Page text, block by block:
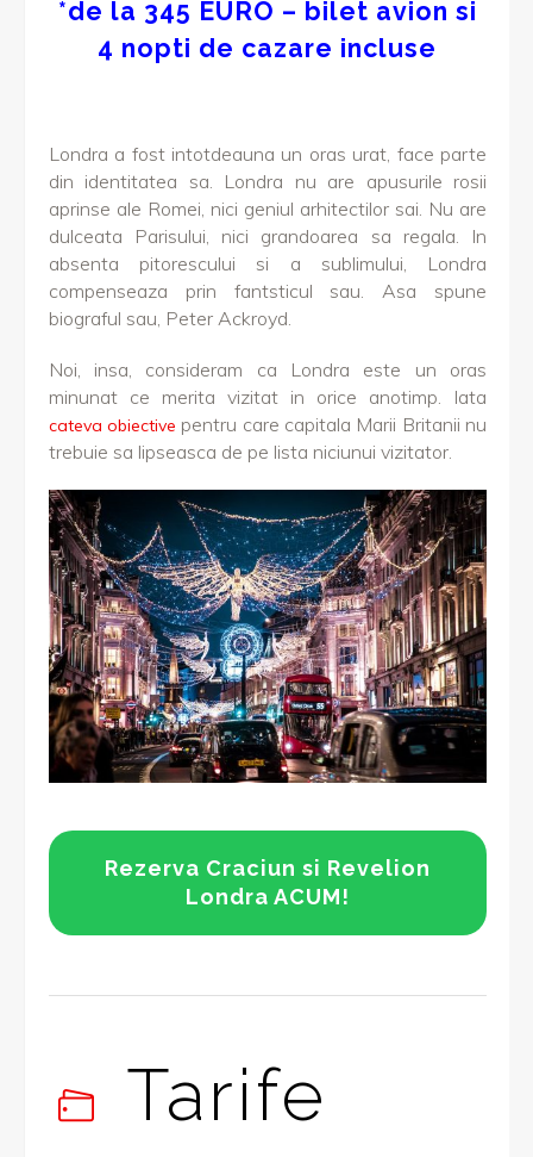
*de la 345 EURO – bilet avion si
4 nopti de cazare incluse
Londra a fost intotdeauna un oras urat, face parte
din identitatea sa. Londra nu are apusurile rosii
aprinse ale Romei, nici geniul arhitectilor sai. Nu are
dulceata Parisului, nici grandoarea sa regala. In
absenta pitorescului si a sublimului, Londra
compenseaza prin fantsticul sau. Asa spune
biograful sau, Peter Ackroyd.
Noi, insa, consideram ca Londra este un oras
minunat ce merita vizitat in orice anotimp. Iata
cateva obiective pentru care capitala Marii Britanii nu
trebuie sa lipseasca de pe lista niciunui vizitator.
Rezerva Craciun si Revelion
Londra ACUM!
Tarife